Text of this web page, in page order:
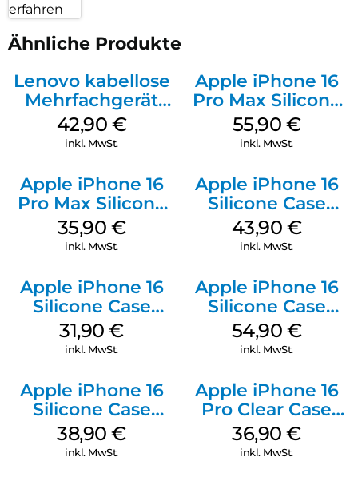
erfahren
Ähnliche Produkte
Lenovo kabellose
Mehrfachgerät
Luna Grey
42,90 €
inkl. MwSt.
Apple iPhone 16
Pro Max Silicone
Case MagSafe
Stone Gray
55,90 €
inkl. MwSt.
Apple iPhone 16
Pro Max Silicone
Case MagSafe
Denim
35,90 €
inkl. MwSt.
Apple iPhone 16
Silicone Case
MagSafe Plum
43,90 €
inkl. MwSt.
Apple iPhone 16
Silicone Case
MagSafe Fuchsia
31,90€
inkl. MwSt.
Apple iPhone 16
Silicone Case
MagSafe Black
54,90 €
inkl. MwSt.
Apple iPhone 16
Silicone Case
MagSafe
Ultramarine
38,90€
inkl. MwSt.
Apple iPhone 16
Pro Clear Case
MagSafe
Transparent
36,90€
inkl. MwSt.